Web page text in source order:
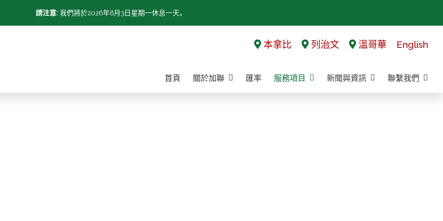
請注意:我們將於2026年8月3日星期一休息一天。
本拿比 列治文 溫哥華 English
首頁 關於加聯 匯率 服務項目 新聞與資訊 聯繫我們